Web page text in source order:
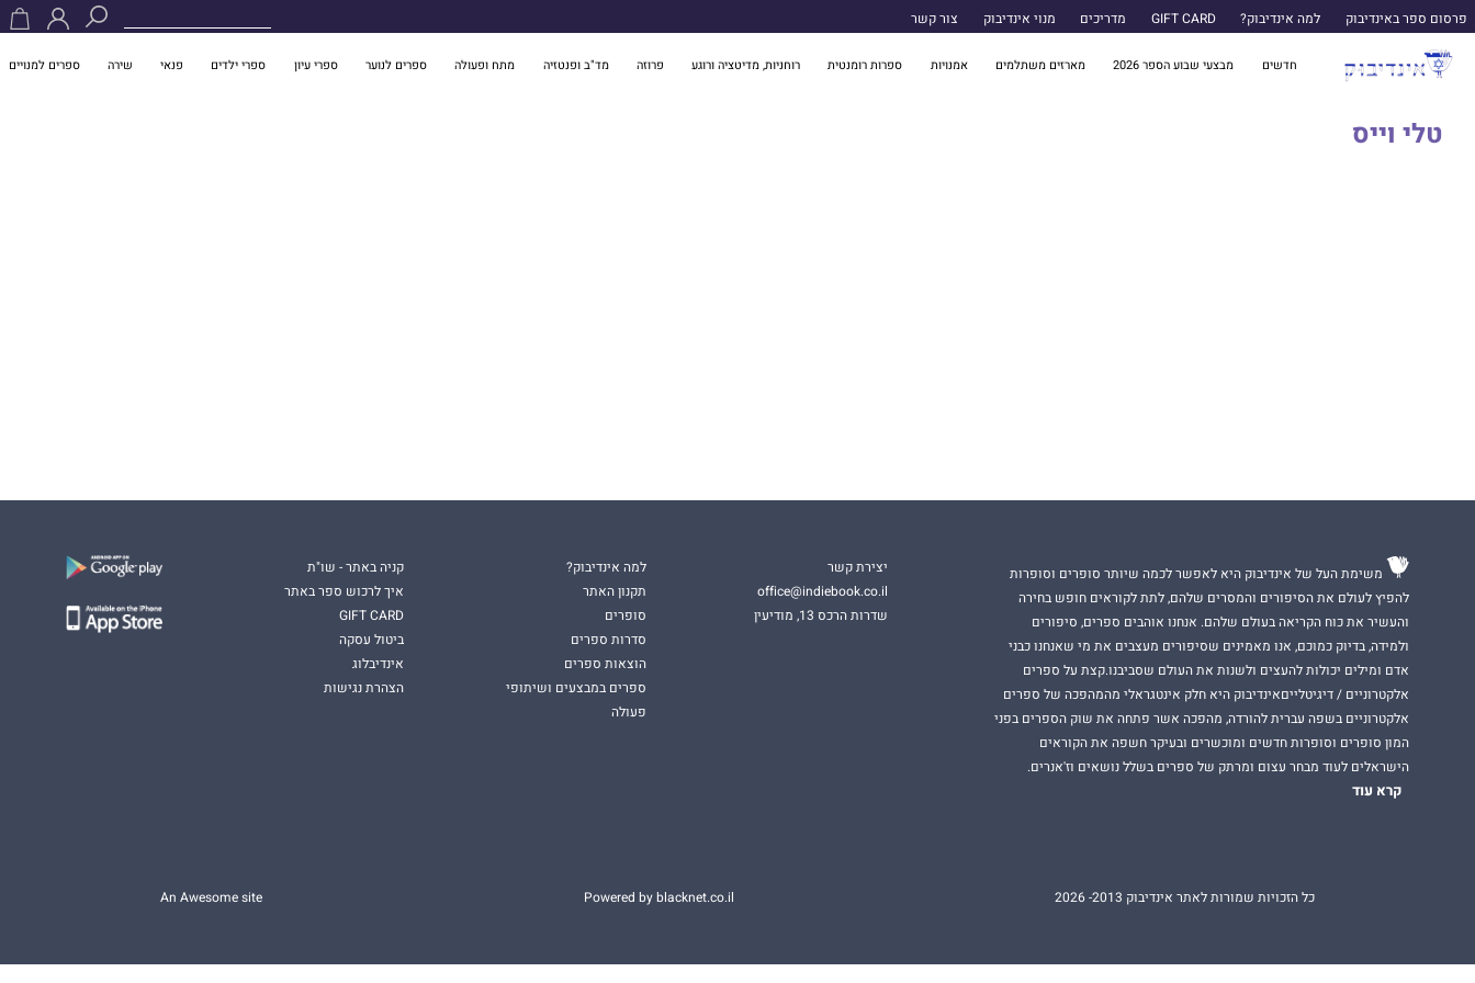
פרסום ספר באינדיבוק למה אינדיבוק? GIFT CARD מדריכים מנוי אינדיבוק צור קשר
חדשים מבצעי שבוע הספר 2026 מארזים משתלמים אמנויות ספרות רומנטית רוחניות, מדיטציה ורוגע פרוזה מד"ב ופנטזיה מתח ופעולה ספרים לנוער ספרי עיון ספרי ילדים פנאי שירה ספרים למנויים
טלי וייס
משימת העל של אינדיבוק היא לאפשר לכמה שיותר סופרים וסופרות
להפיץ לעולם את הסיפורים והמסרים שלהם, לתת לקוראים חופש בחירה
והעשיר את כוח הקריאה בעולם שלהם. אנחנו אוהבים ספרים, סיפורים
ולמידה, בדיוק כמוכם, אנו מאמינים שסיפורים מעצבים את מי שאנחנו כבני
אדם ומילים יכולות להעצים ולשנות את העולם שסביבנו.קצת על ספרים
אלקטרוניים / דיגיטלייםאינדיבוק היא חלק אינטגראלי מהמהפכה של ספרים
אלקטרוניים בשפה עברית להורדה, מהפכה אשר פתחה את שוק הספרים בפני
המון סופרים וסופרות חדשים ומוכשרים ובעיקר חשפה את הקוראים
הישראלים לעוד מבחר עצום ומרתק של ספרים בשלל נושאים וז'אנרים.
קרא עוד
יצירת קשר
office@indiebook.co.il
שדרות הרכס 13, מודיעין
למה אינדיבוק?
תקנון האתר
סופרים
סדרות ספרים
הוצאות ספרים
ספרים במבצעים ושיתופי
פעולה
קניה באתר - שו"ת
איך לרכוש ספר באתר
GIFT CARD
ביטול עסקה
אינדיבלוג
הצהרת נגישות
כל הזכויות שמורות לאתר אינדיבוק 2013- 2026 Powered by blacknet.co.il
An Awesome site